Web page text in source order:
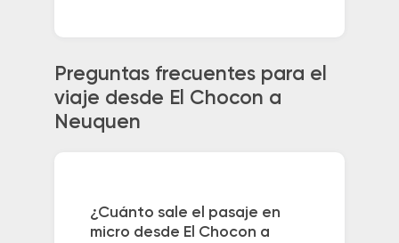
Preguntas frecuentes para el
viaje desde El Chocon a
Neuquen
¿Cuánto sale el pasaje en
micro desde El Chocon a